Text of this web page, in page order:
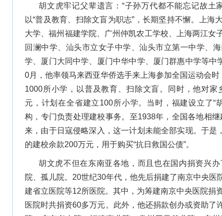
胡文虎牢记父辈遗言：“子孙万代都不能忘记故土
以“普及教育、扫除文盲为职志”，长期坚持不懈。上海
大学、福州福建学院、广州仲凯农工学校、上海两江女
回澜中学、汕头市立女子中学、汕头市立第一中学、
学、厦门大同中学、厦门中华中学、厦门群惠中学等中
0月，他率领马来西亚华侨选手来上海参加全国运动会
1000所小学，以普及教育、扫除文盲。同时，他对
元，计划在全省建立100所小学。当时，福建设立了“
构，专门负责处理建校事务。至1938年，全国各地相
来，由于日寇侵略深入，这一计划未能全部实现。于是
的建校余款200万元，用于购买“抗日救国公债”。
胡文虎不但在东南亚各地，而且也在国内捐资兴
院、孤儿院。20世纪30年代，他先后捐建了南京中央医
建省立医院等12所医院。其中，为筹建南京中央医院捐
医院时共捐资60多万元。此外，他还捐款创办或资助了